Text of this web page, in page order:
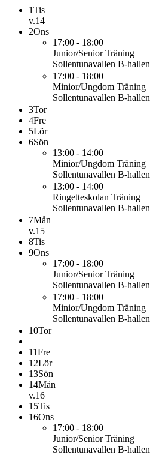
1Tis
v.14
2Ons
17:00 - 18:00
Junior/Senior Träning
Sollentunavallen B-hallen
17:00 - 18:00
Minior/Ungdom Träning
Sollentunavallen B-hallen
3Tor
4Fre
5Lör
6Sön
13:00 - 14:00
Minior/Ungdom Träning
Sollentunavallen B-hallen
13:00 - 14:00
Ringetteskolan Träning
Sollentunavallen B-hallen
7Mån
v.15
8Tis
9Ons
17:00 - 18:00
Junior/Senior Träning
Sollentunavallen B-hallen
17:00 - 18:00
Minior/Ungdom Träning
Sollentunavallen B-hallen
10Tor
11Fre
12Lör
13Sön
14Mån
v.16
15Tis
16Ons
17:00 - 18:00
Junior/Senior Träning
Sollentunavallen B-hallen